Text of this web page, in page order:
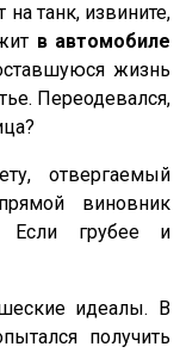
танк, извините,
в автомобиле
жизнь
Переодевался,
отвергаемый
виновник
Если грубее и
идеалы. В
получить